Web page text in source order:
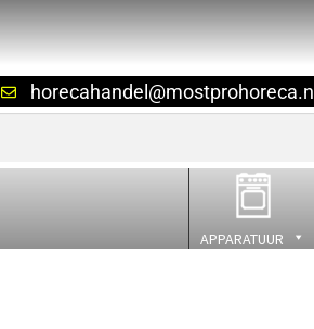
horecahandel@mostprohoreca.nl
APPARATUUR